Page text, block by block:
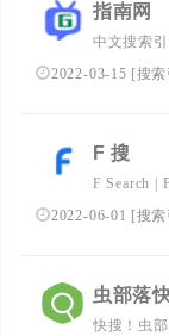
指南网
中文搜索
分享百度
引擎使用
2022-03-15 [搜
F 搜
F Search |
一样的搜
2022-06-01 [搜
虫部落
快搜！虫